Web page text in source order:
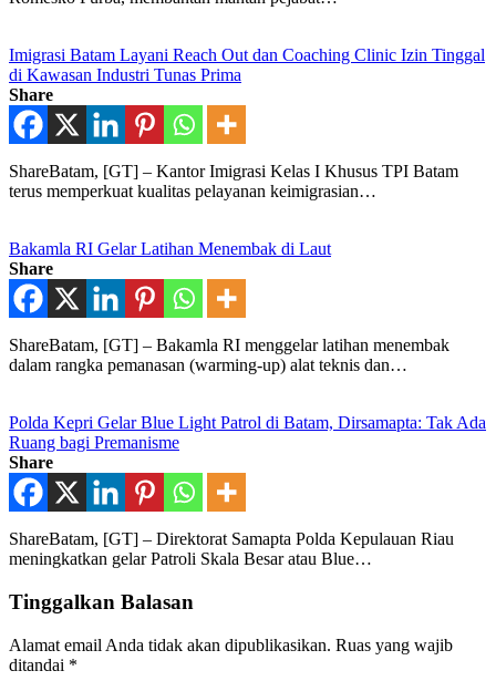
Imigrasi Batam Layani Reach Out dan Coaching Clinic Izin Tinggal
di Kawasan Industri Tunas Prima
Share
ShareBatam, [GT] – Kantor Imigrasi Kelas I Khusus TPI Batam
terus memperkuat kualitas pelayanan keimigrasian…
Bakamla RI Gelar Latihan Menembak di Laut
Share
ShareBatam, [GT] – Bakamla RI menggelar latihan menembak
dalam rangka pemanasan (warming-up) alat teknis dan…
Polda Kepri Gelar Blue Light Patrol di Batam, Dirsamapta: Tak Ada
Ruang bagi Premanisme
Share
ShareBatam, [GT] – Direktorat Samapta Polda Kepulauan Riau
meningkatkan gelar Patroli Skala Besar atau Blue…
Tinggalkan Balasan
Alamat email Anda tidak akan dipublikasikan. Ruas yang wajib
ditandai *